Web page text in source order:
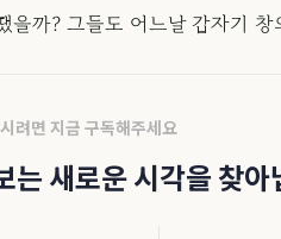
을까? 그들도 어느날 갑자기 창
려면 지금 구독해주세요
는 새로운 시각을 찾아